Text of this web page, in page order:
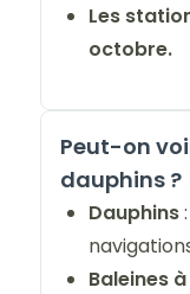
Les
octobre.
Peut-on
dauphins ?
Dauphins
Baleines